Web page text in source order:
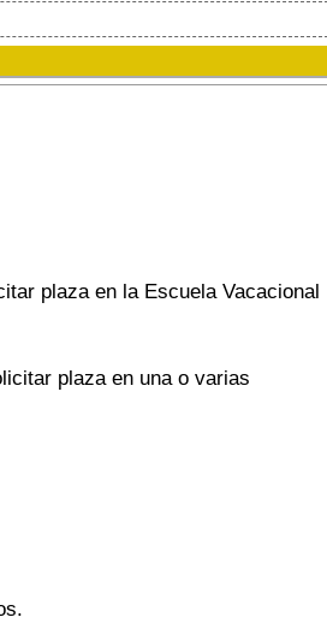
plaza en la Escuela Vacacional
plaza en una o varias